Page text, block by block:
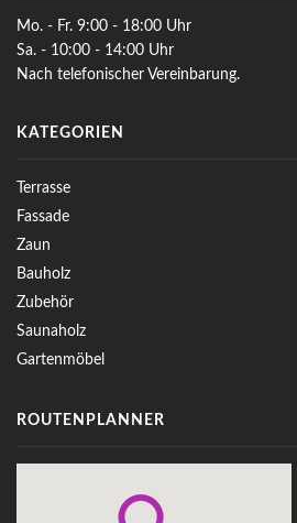
Mo. - Fr. 9:00 - 18:00 Uhr
Sa. - 10:00 - 14:00 Uhr
Nach telefonischer Vereinbarung.
KATEGORIEN
Terrasse
Fassade
Zaun
Bauholz
Zubehör
Saunaholz
Gartenmöbel
ROUTENPLANNER